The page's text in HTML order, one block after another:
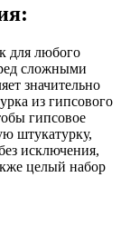
для любого
сложными
значительно
из гипсового
гипсовое
штукатурку,
исключения,
целый набор